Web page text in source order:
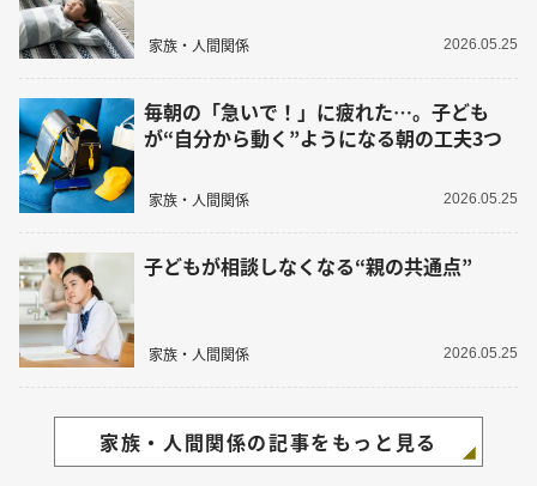
家族・人間関係 2026.05.25
毎朝の「急いで！」に疲れた…。子ども
が“自分から動く”ようになる朝の工夫3つ
家族・人間関係 2026.05.25
子どもが相談しなくなる“親の共通点”
家族・人間関係 2026.05.25
家族・人間関係の記事をもっと見る